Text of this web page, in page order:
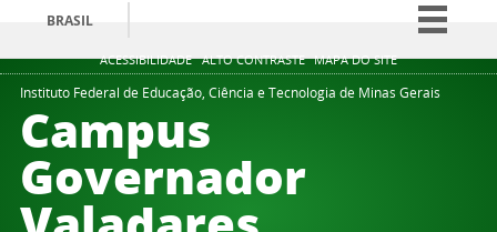
ACESSIBILIDADE ALTO CONTRASTE MAPA DO SITE
BRASIL
Simplifique!
Comunica BR
Instituto Federal de Educação, Ciência e Tecnologia de Minas Gerais
Campus
Governador